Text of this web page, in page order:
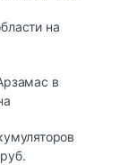
на
в